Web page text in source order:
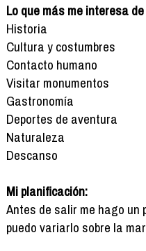
Lo que más me interesa
Historia
Cultura y costumbres
Contacto humano
Visitar monumentos
Gastronomía
Deportes de aventura
Naturaleza
Descanso
Mi planificación:
Antes de salir me hago
puedo variarlo sobre la